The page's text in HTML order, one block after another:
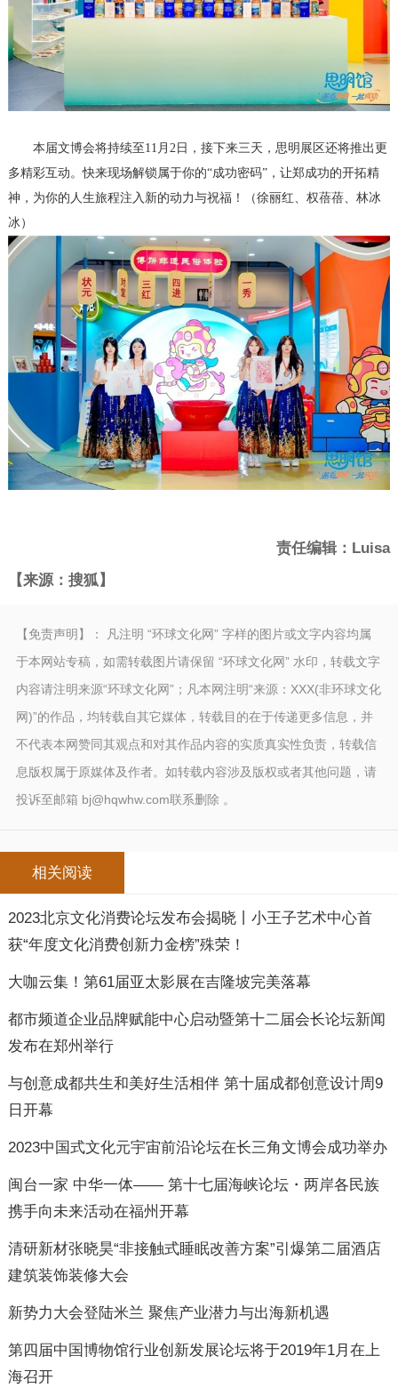
本届文博会将持续至11月2日，接下来三天，思明展区还将推出更
多精彩互动。快来现场解锁属于你的“成功密码”，让郑成功的开拓精
神，为你的人生旅程注入新的动力与祝福！（徐丽红、权蓓蓓、林冰
冰）
责任编辑：Luisa
【来源：搜狐】
【免责声明】： 凡注明 “环球文化网” 字样的图片或文字内容均属
于本网站专稿，如需转载图片请保留 “环球文化网” 水印，转载文字
内容请注明来源“环球文化网”；凡本网注明“来源：XXX(非环球文化
网)”的作品，均转载自其它媒体，转载目的在于传递更多信息，并
不代表本网赞同其观点和对其作品内容的实质真实性负责，转载信
息版权属于原媒体及作者。如转载内容涉及版权或者其他问题，请
投诉至邮箱 bj@hqwhw.com联系删除 。
相关阅读
2023北京文化消费论坛发布会揭晓丨小王子艺术中心首
获“年度文化消费创新力金榜”殊荣！
大咖云集！第61届亚太影展在吉隆坡完美落幕
都市频道企业品牌赋能中心启动暨第十二届会长论坛新闻
发布在郑州举行
与创意成都共生和美好生活相伴 第十届成都创意设计周9
日开幕
2023中国式文化元宇宙前沿论坛在长三角文博会成功举办
闽台一家 中华一体—— 第十七届海峡论坛・两岸各民族
携手向未来活动在福州开幕
清研新材张晓昊“非接触式睡眠改善方案”引爆第二届酒店
建筑装饰装修大会
新势力大会登陆米兰 聚焦产业潜力与出海新机遇
第四届中国博物馆行业创新发展论坛将于2019年1月在上
海召开